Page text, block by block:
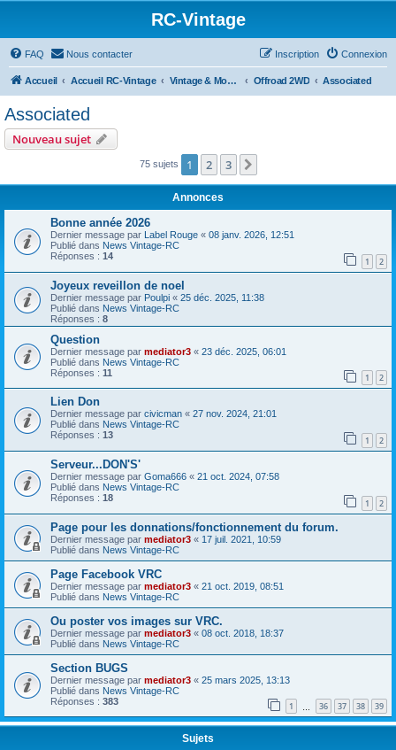
RC-Vintage
FAQ Nous contacter Connexion
Inscription
Accueil Accueil RC-Vintage Vintage & Moderne Offroad 2WD Associated
Associated
Nouveau sujet
75 sujets 1 2 3
Annonces
Bonne année 2026
Dernier message par Label Rouge « 08 janv. 2026, 12:51
Publié dans News Vintage-RC
Réponses : 14 1 2
Joyeux reveillon de noel
Dernier message par Poulpi « 25 déc. 2025, 11:38
Publié dans News Vintage-RC
Réponses : 8
Question
Dernier message par mediator3 « 23 déc. 2025, 06:01
Publié dans News Vintage-RC
Réponses : 11 1 2
Lien Don
Dernier message par civicman « 27 nov. 2024, 21:01
Publié dans News Vintage-RC
Réponses : 13 1 2
Serveur...DON'S'
Dernier message par Goma666 « 21 oct. 2024, 07:58
Publié dans News Vintage-RC
Réponses : 18 1 2
Page pour les donnations/fonctionnement du forum.
Dernier message par mediator3 « 17 juil. 2021, 10:59
Publié dans News Vintage-RC
Page Facebook VRC
Dernier message par mediator3 « 21 oct. 2019, 08:51
Publié dans News Vintage-RC
Ou poster vos images sur VRC.
Dernier message par mediator3 « 08 oct. 2018, 18:37
Publié dans News Vintage-RC
Section BUGS
Dernier message par mediator3 « 25 mars 2025, 13:13
Publié dans News Vintage-RC
Réponses : 383 1 36 37 38 39
Sujets